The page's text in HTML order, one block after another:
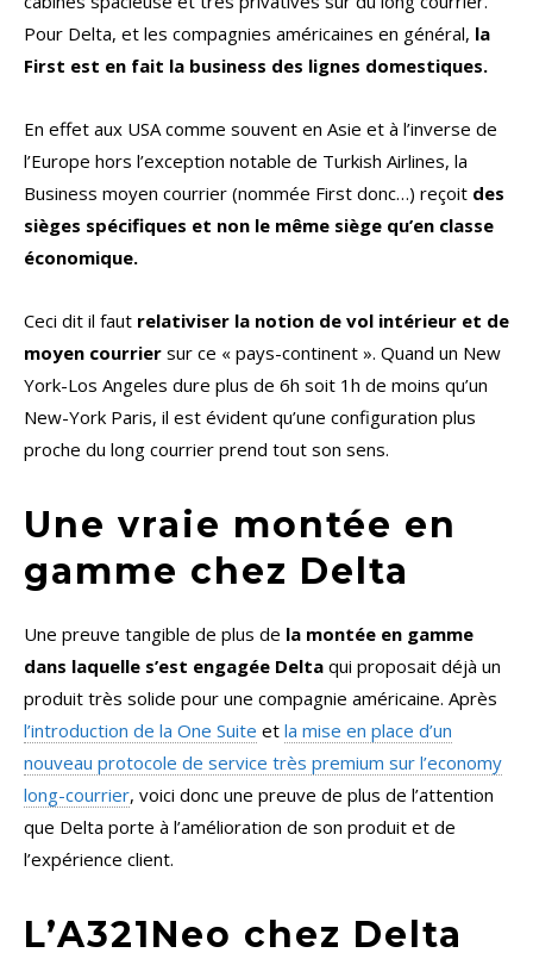
Pour Delta, et les compagnies américaines en général, la
First est en fait la business des lignes domestiques.
En effet aux USA comme souvent en Asie et à l’inverse de
l’Europe hors l’exception notable de Turkish Airlines, la
Business moyen courrier (nommée First donc…) reçoit des
sièges spécifiques et non le même siège qu’en classe
économique.
Ceci dit il faut relativiser la notion de vol intérieur et de
moyen courrier sur ce « pays-continent ». Quand un New
York-Los Angeles dure plus de 6h soit 1h de moins qu’un
New-York Paris, il est évident qu’une configuration plus
proche du long courrier prend tout son sens.
Une vraie montée en
gamme chez Delta
Une preuve tangible de plus de la montée en gamme
dans laquelle s’est engagée Delta qui proposait déjà un
produit très solide pour une compagnie américaine. Après
l’introduction de la One Suite et la mise en place d’un
nouveau protocole de service très premium sur l’economy
long-courrier, voici donc une preuve de plus de l’attention
que Delta porte à l’amélioration de son produit et de
l’expérience client.
L’A321Neo chez Delta